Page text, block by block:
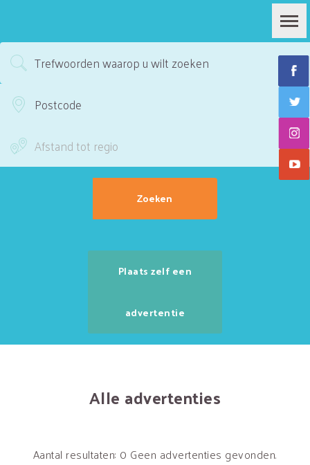
Plaats zelf een
advertentie
Alle advertenties
Aantal resultaten: 0 Geen advertenties gevonden.